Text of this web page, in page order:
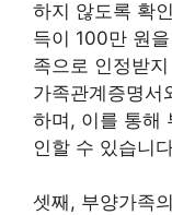
하지 않도록 확
득이 100만 원
족으로 인정받
가족관계증명서
하며, 이를 통해
인할 수 있습니
셋째, 부양가족